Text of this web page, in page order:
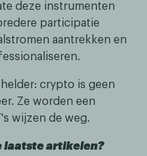
deze instrumenten
participatie
aantrekken en
crypto is geen
Ze worden een
wijzen de weg.
laatste artikelen?